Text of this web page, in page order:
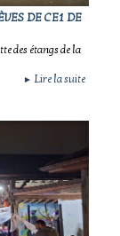
DE CE1 DE
des étangs de la
► Lire la suite